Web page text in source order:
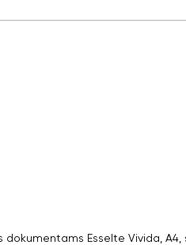
dokumentams Esselte Vivida,